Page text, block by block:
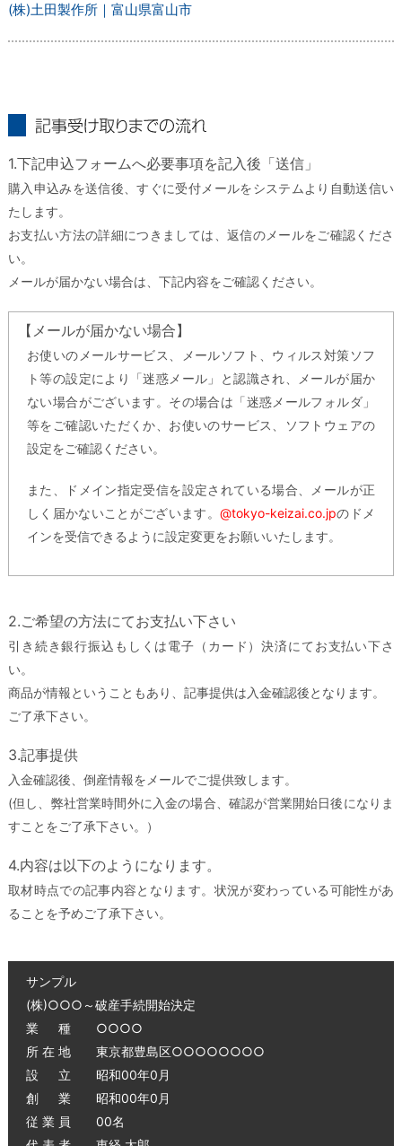
(株)土田製作所｜富山県富山市
1.下記申込フォームへ必要事項を記入後「送信」
購入申込みを送信後、すぐに受付メールをシステムより自動送信い
たします。
お支払い方法の詳細につきましては、返信のメールをご確認くださ
い。
メールが届かない場合は、下記内容をご確認ください。
【メールが届かない場合】
お使いのメールサービス、メールソフト、ウィルス対策ソフ
ト等の設定により「迷惑メール」と認識され、メールが届か
ない場合がございます。その場合は「迷惑メールフォルダ」
等をご確認いただくか、お使いのサービス、ソフトウェアの
設定をご確認ください。
また、ドメイン指定受信を設定されている場合、メールが正
しく届かないことがございます。@tokyo-keizai.co.jpのドメ
インを受信できるように設定変更をお願いいたします。
2.ご希望の方法にてお支払い下さい
引き続き銀行振込もしくは電子（カード）決済にてお支払い下さ
い。
商品が情報ということもあり、記事提供は入金確認後となります。
ご了承下さい。
3.記事提供
入金確認後、倒産情報をメールでご提供致します。
(但し、弊社営業時間外に入金の場合、確認が営業開始日後になりま
すことをご了承下さい。）
4.内容は以下のようになります。
取材時点での記事内容となります。状況が変わっている可能性があ
ることを予めご了承下さい。
サンプル
(株)○○○～破産手続開始決定
業 種 ○○○○
所 在 地 東京都豊島区○○○○○○○○
設 立 昭和00年0月
創 業 昭和00年0月
従 業 員 00名